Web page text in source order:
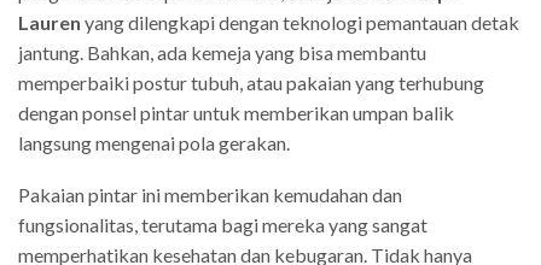
Lauren yang dilengkapi dengan teknologi pemantauan detak
jantung. Bahkan, ada kemeja yang bisa membantu
memperbaiki postur tubuh, atau pakaian yang terhubung
dengan ponsel pintar untuk memberikan umpan balik
langsung mengenai pola gerakan.
Pakaian pintar ini memberikan kemudahan dan
fungsionalitas, terutama bagi mereka yang sangat
memperhatikan kesehatan dan kebugaran. Tidak hanya